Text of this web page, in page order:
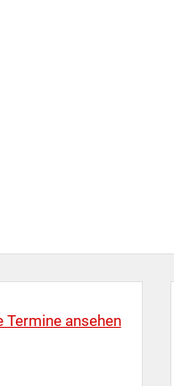
Termine ansehen